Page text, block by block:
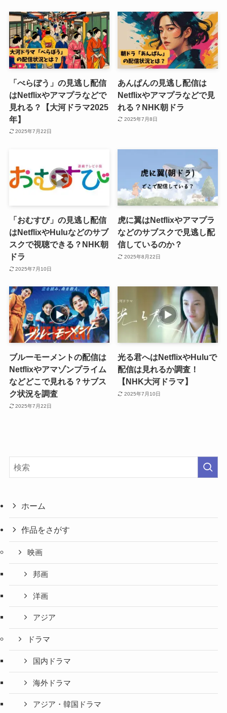
「べらぼう」の見逃し配信
はNetflixやアマプラなどで
見れる？【大河ドラマ2025
年】
2025年7月22日
あんぱんの見逃し配信は
Netflixやアマプラなどで見
れる？NHK朝ドラ
2025年7月8日
「おむすび」の見逃し配信
はNetflixやHuluなどのサブ
スクで視聴できる？NHK朝
ドラ
2025年7月10日
虎に翼はNetflixやアマプラ
などのサブスクで見逃し配
信しているのか？
2025年8月22日
ブルーモーメントの配信は
Netflixやアマゾンプライム
などどこで見れる？サブス
ク状況を調査
2025年7月22日
光る君へはNetflixやHuluで
配信は見れるか調査！
【NHK大河ドラマ】
2025年7月10日
ホーム
作品をさがす
映画
邦画
洋画
アジア
ドラマ
国内ドラマ
海外ドラマ
アジア・韓国ドラマ